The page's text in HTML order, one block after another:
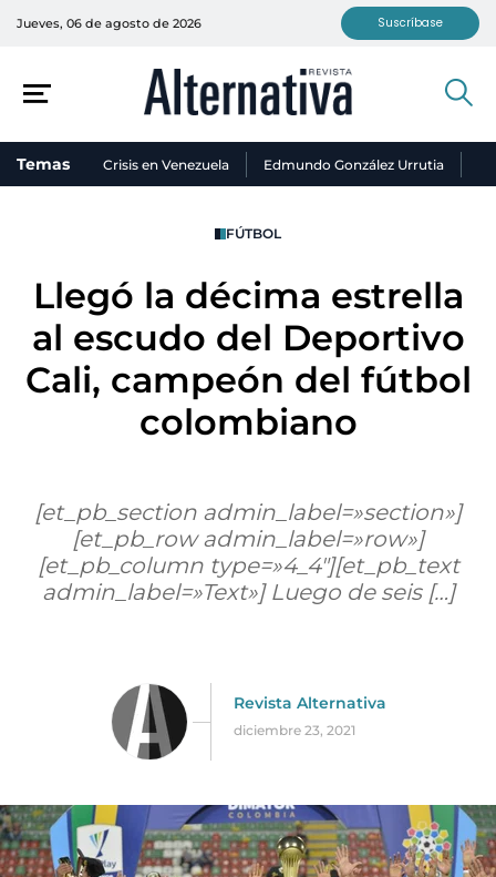
Jueves, 06 de agosto de 2026 Suscríbase
Temas Crisis en Venezuela Edmundo González Urrutia
FÚTBOL
Llegó la décima estrella
al escudo del Deportivo
Cali, campeón del fútbol
colombiano
[et_pb_section admin_label=»section»]
[et_pb_row admin_label=»row»]
[et_pb_column type=»4_4″][et_pb_text
admin_label=»Text»] Luego de seis […]
Revista Alternativa
diciembre 23, 2021